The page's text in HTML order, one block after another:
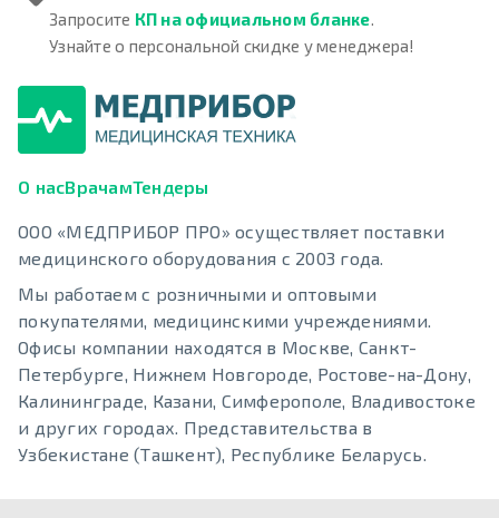
Запросите КП на официальном бланке.
Узнайте о персональной скидке у менеджера!
О насВрачамТендеры
ООО «МЕДПРИБОР ПРО» осуществляет поставки
медицинского оборудования с 2003 года.
Мы работаем с розничными и оптовыми
покупателями, медицинскими учреждениями.
Офисы компании находятся в Москве, Санкт-
Петербурге, Нижнем Новгороде, Ростове-на-Дону,
Калининграде, Казани, Симферополе, Владивостоке
и других городах. Представительства в
Узбекистане (Ташкент), Республике Беларусь.